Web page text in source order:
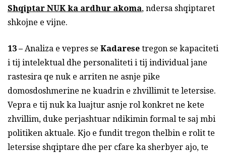
Shqiptar NUK ka ardhur akoma, ndersa shqiptaret
shkojne e vijne.
13 – Analiza e vepres se Kadarese tregon se kapaciteti
i tij intelektual dhe personaliteti i tij individual jane
rastesira qe nuk e arriten ne asnje pike
domosdoshmerine ne kuadrin e zhvillimit te letersise.
Vepra e tij nuk ka luajtur asnje rol konkret ne kete
zhvillim, duke perjashtuar ndikimin formal te saj mbi
politiken aktuale. Kjo e fundit tregon thelbin e rolit te
letersise shqiptare dhe per cfare ka sherbyer ajo, te